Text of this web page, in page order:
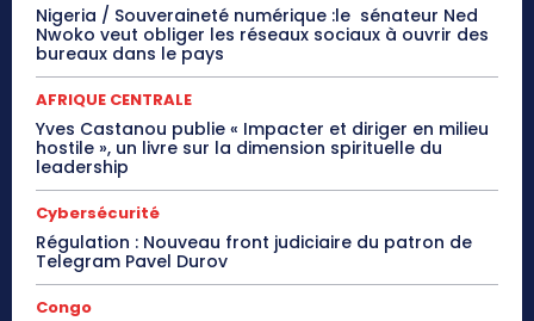
Nigeria / Souveraineté numérique :le sénateur Ned
Nwoko veut obliger les réseaux sociaux à ouvrir des
bureaux dans le pays
AFRIQUE CENTRALE
Yves Castanou publie « Impacter et diriger en milieu
hostile », un livre sur la dimension spirituelle du
leadership
Cybersécurité
Régulation : Nouveau front judiciaire du patron de
Telegram Pavel Durov
Congo